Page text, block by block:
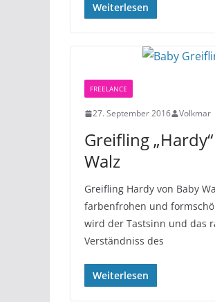
Weiterlesen
FREELANCE
27. September 2016 Volkmar
Greifling
Walz
Greifling Hardy von Baby
farbenfrohen und
wird der Tastsinn und das
Verständniss des
Weiterlesen